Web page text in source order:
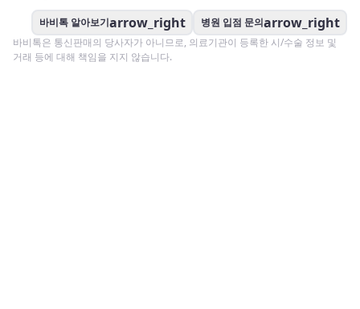
바비톡 알아보기arrow_right 병원 입점 문의arrow_right
바비톡은 통신판매의 당사자가 아니므로, 의료기관이 등록한 시/수술 정보 및
거래 등에 대해 책임을 지지 않습니다.